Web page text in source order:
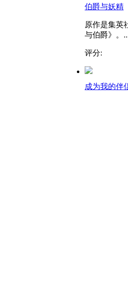
伯爵与妖精
原作是集英
与伯爵》。
评分:
成为我的伴